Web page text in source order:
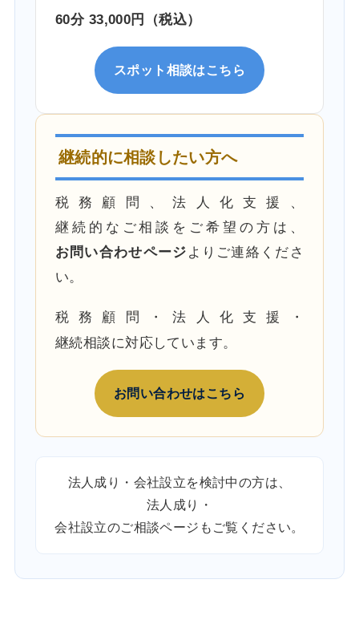
60分 33,000円（税込）
スポット相談はこちら
継続的に相談したい方へ
税務顧問、法人化支援、
継続的なご相談をご希望の方は、
お問い合わせページ よりご連絡くださ
い。
税務顧問・法人化支援・
継続相談に対応しています。
お問い合わせはこちら
法人成り・会社設立を検討中の方は、
法人成り・
会社設立のご相談ページ もご覧ください。